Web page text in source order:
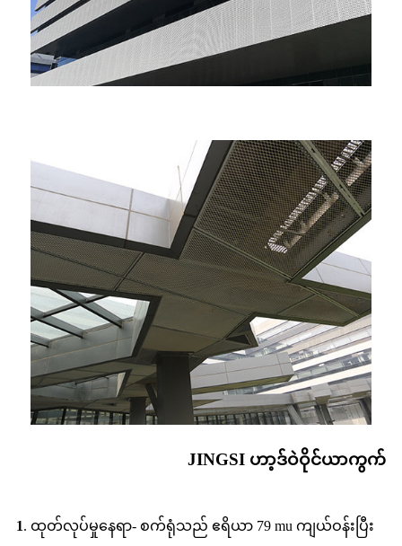
JINGSI ဟာ့ဒ်ဝဲဝိုင်ယာကွက်
1. ထုတ်လုပ်မှုနေရာ- စက်ရုံသည် ဧရိယာ 79 mu ကျယ်ဝန်းပြီး